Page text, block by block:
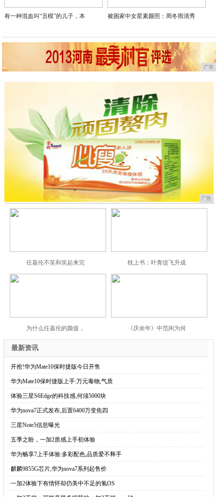
有一种混血叫“丑模”的儿子，本 被困家中女星素颜照：周冬雨清秀
广告
广告
任嘉伦不笑和笑起来完 枕上书：叶青缇飞升成
为什么任嘉伦的颜值， 《庆余年》中范闲为何
最新资讯
·开抢!华为Mate10保时捷版今日开售
·华为Mate10保时捷版上手:万元毒物,气质
·体验三星S6Edge的科技感,何须5000块
·华为nova7正式发布,后置6400万变焦四
·三星Note5信息曝光
·五季之盼，一加2质感上手初体验
·华为畅享7上手体验:多彩配色,品质爱不释手
·麒麟9855G芯片,华为nova7系列起售价
·一加2体验下有情怀却仍美中不足的氢OS